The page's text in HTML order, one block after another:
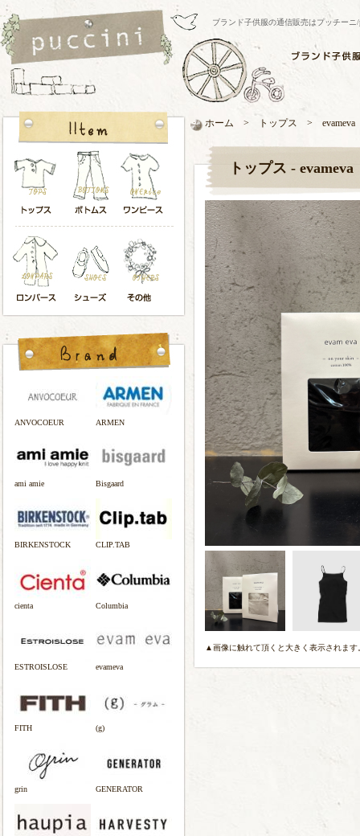
ブランド子供服の通信販売はプッチー
ANVOCOEUR ARMEN
ami amie Bisgaard
BIRKENSTOCK CLIP.TAB
cienta Columbia
ESTROISLOSE evameva
FITH (g)
grin GENERATOR
ホーム > トップス > evameva
トップス - evameva
▲画像に触れて頂くと大きく表示されます